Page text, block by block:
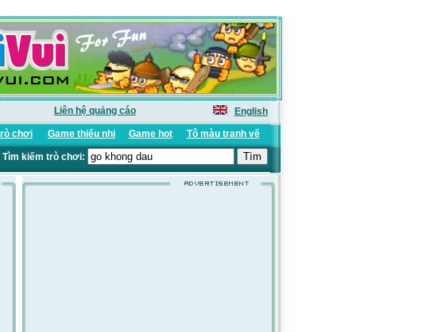
Liên hệ quảng cáo
English
chơi Game thiếu nhi Game hot Tô màu tranh vẽ
Tìm kiếm trò chơi: